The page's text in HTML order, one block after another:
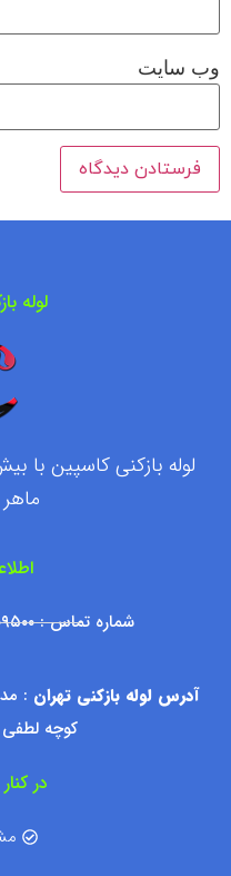
وب‌ سایت
لوله
شماره تماس : ۰۹۱۲۷۶۰۹۵۰۰ آقای بهروز رجبی
آدرس لوله بازکنی تهران :
کوچه لطفی
در